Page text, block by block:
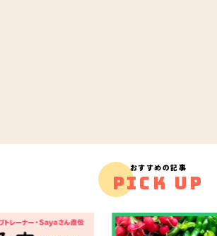
おすすめの記事
PICK UP